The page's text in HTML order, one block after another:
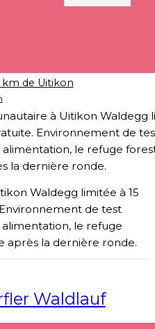
km de Uitikon
à Uitikon Waldegg
Environnement de
le refuge
la dernière ronde.
Waldegg limitée à 15
de test
le refuge
après la dernière ronde.
Waldlauf